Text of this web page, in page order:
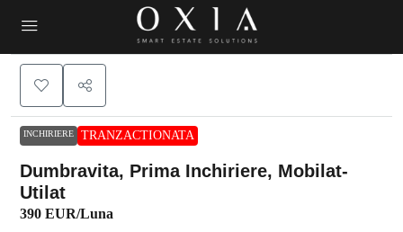
INCHIRIERE TRANZACTIONATA
Dumbravita, Prima Inchiriere, Mobilat-
Utilat
390 EUR/Luna